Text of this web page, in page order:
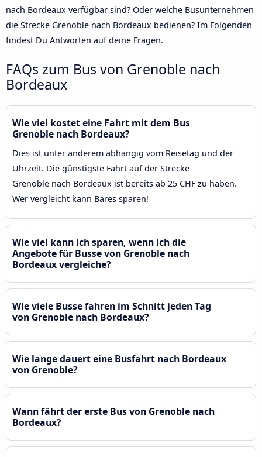
nach Bordeaux verfügbar sind? Oder welche Busunternehmen
die Strecke Grenoble nach Bordeaux bedienen? Im Folgenden
findest Du Antworten auf deine Fragen.
FAQs zum Bus von Grenoble nach
Bordeaux
Wie viel kostet eine Fahrt mit dem Bus
Grenoble nach Bordeaux?
Dies ist unter anderem abhängig vom Reisetag und der
Uhrzeit. Die günstigste Fahrt auf der Strecke
Grenoble nach Bordeaux ist bereits ab 25 CHF zu haben.
Wer vergleicht kann Bares sparen!
Wie viel kann ich sparen, wenn ich die
Angebote für Busse von Grenoble nach
Bordeaux vergleiche?
Wie viele Busse fahren im Schnitt jeden Tag
von Grenoble nach Bordeaux?
Wie lange dauert eine Busfahrt nach Bordeaux
von Grenoble?
Wann fährt der erste Bus von Grenoble nach
Bordeaux?